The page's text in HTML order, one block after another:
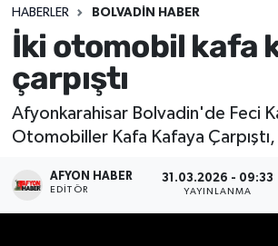
HABERLER BOLVADIN HABER
İki otomobil kafa
çarpıştı
Afyonkarahisar Bolvadin'de Feci
Otomobiller Kafa Kafaya Çarpıştı,
AFYON HABER
EDITÖR
31.03.2026 - 09:33
YAYINLANMA
Sağlık
Eğitim
Sivil Toplum
Ekonomi